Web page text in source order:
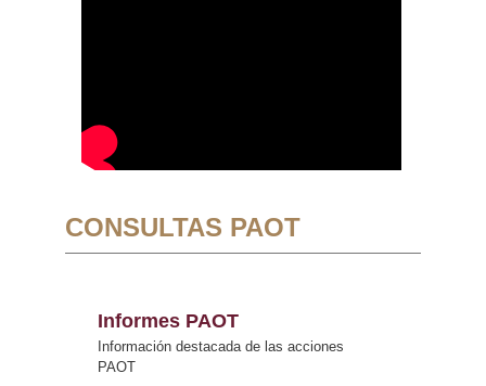
CONSULTAS PAOT
Informes PAOT
Información destacada de las acciones
PAOT